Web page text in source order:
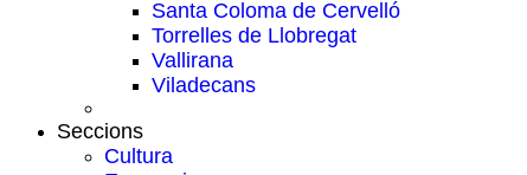
Santa Coloma de Cervelló
Torrelles de Llobregat
Vallirana
Viladecans
Seccions
Cultura